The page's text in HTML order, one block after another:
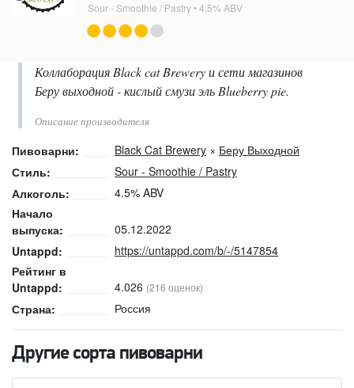
Sour - Smoothie / Pastry• 4.5% ABV
Коллаборация Black cat Brewery и сети магазинов
Беру выходной - кислый смузи эль Blueberry pie.
Описание производителя
Пивоварни: Black Cat Brewery × Беру Выходной
Стиль:
Sour - Smoothie / Pastry
Алкоголь:
4.5% ABV
Начало
выпуска:
05.12.2022
Untappd:
https://untappd.com/b/-/5147854
Рейтинг в
Untappd:
4.026 (216 оценок)
Страна: Россия
Другие сорта пивоварни